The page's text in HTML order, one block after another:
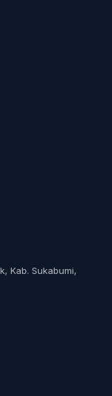
Kab. Sukabumi,